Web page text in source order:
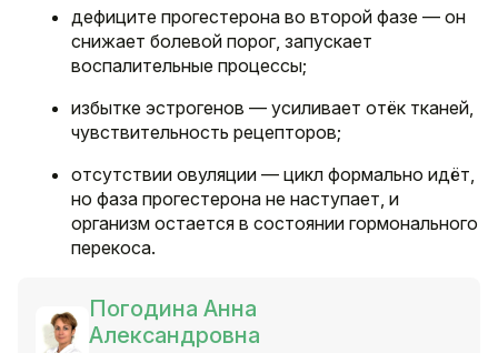
дефиците прогестерона во второй фазе — он
снижает болевой порог, запускает
воспалительные процессы;
избытке эстрогенов — усиливает отёк тканей,
чувствительность рецепторов;
отсутствии овуляции — цикл формально идёт,
но фаза прогестерона не наступает, и
организм остается в состоянии гормонального
перекоса.
Погодина Анна
Александровна